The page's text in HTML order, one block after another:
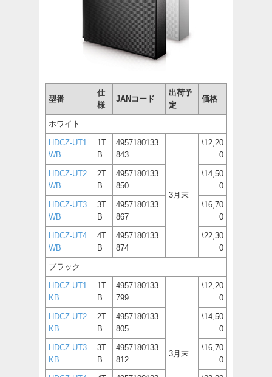
型番
仕
様
JANコード
出荷予
定
価格
ホワイト
HDCZ-UT1
WB
1T
B
4957180133
843
3月末
\12,20
0
HDCZ-UT2
WB
2T
B
4957180133
850
\14,50
0
HDCZ-UT3
WB
3T
B
4957180133
867
\16,70
0
HDCZ-UT4
WB
4T
B
4957180133
874
\22,30
0
ブラック
HDCZ-UT1
KB
1T
B
4957180133
799
3月末
\12,20
0
HDCZ-UT2
KB
2T
B
4957180133
805
\14,50
0
HDCZ-UT3
KB
3T
B
4957180133
812
\16,70
0